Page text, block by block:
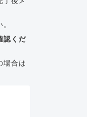
認くだ
場合は